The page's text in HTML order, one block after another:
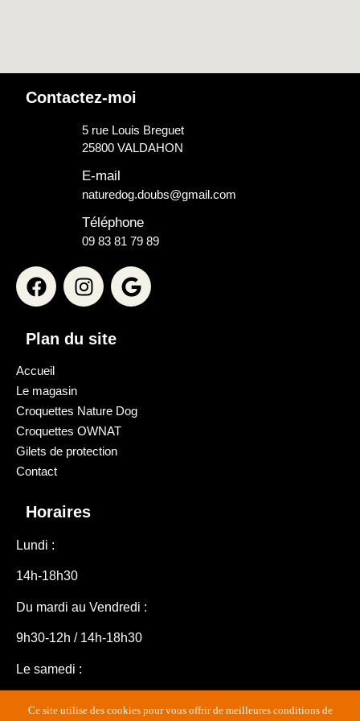
Contactez-moi
5 rue Louis Breguet
25800 VALDAHON
E-mail
naturedog.doubs@gmail.com
Téléphone
09 83 81 79 89
Plan du site
Accueil
Le magasin
Croquettes Nature Dog
Croquettes OWNAT
Gilets de protection
Contact
Horaires
Lundi :
14h-18h30
Du mardi au Vendredi :
9h30-12h / 14h-18h30
Le samedi :
Ce site utilise des cookies pour vous offrir de meilleures conditions de